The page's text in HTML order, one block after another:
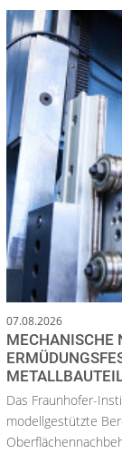
07.08.2026
MECHANISCHE
Das Fraunhofer-
modellgestützte